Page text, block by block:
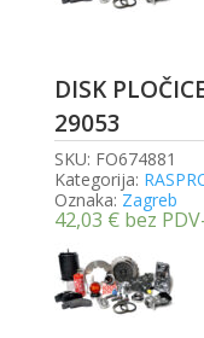
DISK
29053
SKU: FO674881
Kategorija:
Oznaka: Zagreb
42,03 € bez